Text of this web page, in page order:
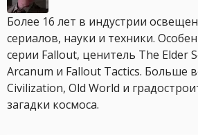
Более 16 лет в индустрии
сериалов, науки и техники.
серии Fallout, ценитель The Elder
Arcanum и Fallout Tactics. Больше
Civilization, Old World и
загадки космоса.